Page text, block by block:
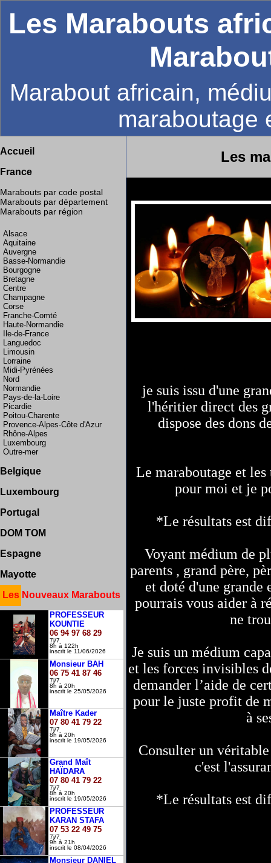
Les Marabouts
Marabout africain,
maraboutage
Accueil
France
Marabouts par code postal
Marabouts par département
Marabouts par région
Alsace
Aquitaine
Auvergne
Basse-Normandie
Bourgogne
Bretagne
Centre
Champagne
Corse
Franche-Comté
Haute-Normandie
Ile-de-France
Languedoc
Limousin
Lorraine
Midi-Pyrénées
Nord
Normandie
Pays-de-la-Loire
Picardie
Poitou-Charente
Provence-Alpes-Côte d'Azur
Rhône-Alpes
Luxembourg
Outre-mer
Allemagne
Bruxelles
France
Portugal
Martinique Guadeloupe
La Réunion
Guyane
Liège
Charleroi
Ontario
Belgique
Luxembourg
Portugal
DOM TOM
Espagne
Mayotte
Les Nouveaux Marabouts
PROFESSEUR
KOUNTIE
06 94 97 68 29
7j/7
8h à 122h
inscrit le 11/06/2026
Monsieur BAH
06 75 41 87 46
7j/7
8h à 20h
inscrit le 25/05/2026
Maître Kader
07 80 41 79 22
7j/7
8h à 20h
inscrit le 19/05/2026
Grand Maît
HAÏDARA
07 80 41 79 22
7j/7
8h à 20h
inscrit le 19/05/2026
PROFESSEUR
KARAN STAFA
07 53 22 49 75
7j/7
9h à 21h
inscrit le 08/04/2026
Monsieur DANIEL
Les
je suis issu d'une
l'héritier direct des
dispose des dons
Le maraboutage et
pour moi et je
*Le résultats est
Voyant médium de
parents , grand père,
et doté d'une grande
pourrais vous aider à
ne
Je suis un médium
et les forces invisibles
demander l’aide de
pour le juste profit de
à
Consulter un
c'est
*Le résultats est